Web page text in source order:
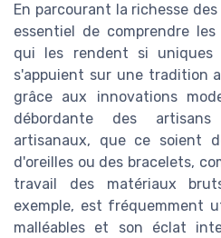
En parcourant la richesse
essentiel de comprendre
qui les rendent si uniques
s'appuient sur une tradition
grâce aux innovations
débordante des
artisanaux, que ce soient
d'oreilles ou des bracelets,
travail des matériaux
exemple, est fréquemment
malléables et son éclat